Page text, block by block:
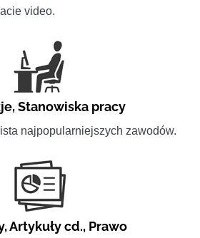
video.
,Stanowiska pracy
najpopularniejszych zawodów.
,Artykuły cd., Prawo